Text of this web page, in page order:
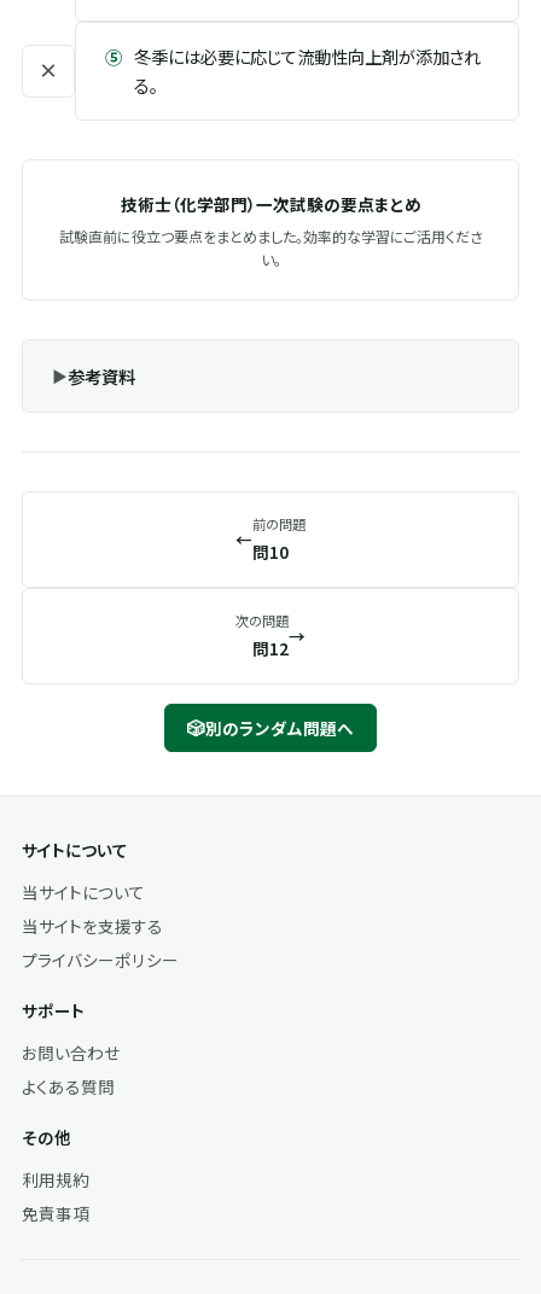
× ⑤ 冬季には必要に応じて流動性向上剤が添加され
る。
技術士（化学部門）一次試験の要点まとめ
試験直前に役立つ要点をまとめました。効率的な学習にご活用くださ
い。
参考資料
←
前の問題
問10
次の問題
問12
→
🎲別のランダム問題へ
サイトについて
当サイトについて
当サイトを支援する
プライバシーポリシー
サポート
お問い合わせ
よくある質問
その他
利用規約
免責事項